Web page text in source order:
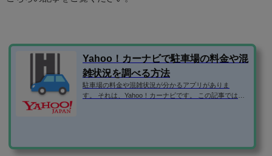
Yahoo！カーナビで駐車場の料金や混
雑状況を調べる方法
駐車場の料金や混雑状況が分かるアプリがありま
す。 それは、Yahoo！カーナビです。 この記事では、Y
しない状態でアプリを起動すると、位置情報をオンに